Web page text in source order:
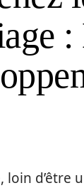
:
loin d’être